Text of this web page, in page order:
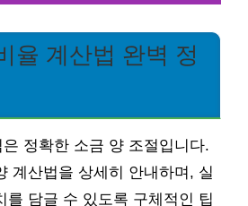
율 계산법 완벽 정
정확한 소금 양 조절입니다.
계산법을 상세히 안내하며, 실
를 담글 수 있도록 구체적인 팁